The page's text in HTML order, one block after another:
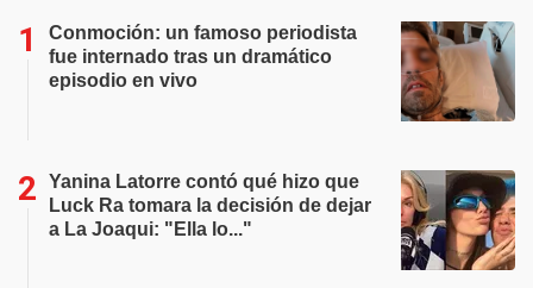
Conmoción: un famoso periodista
fue internado tras un dramático
episodio en vivo
Yanina Latorre contó qué hizo que
Luck Ra tomara la decisión de dejar
a La Joaqui: "Ella lo..."